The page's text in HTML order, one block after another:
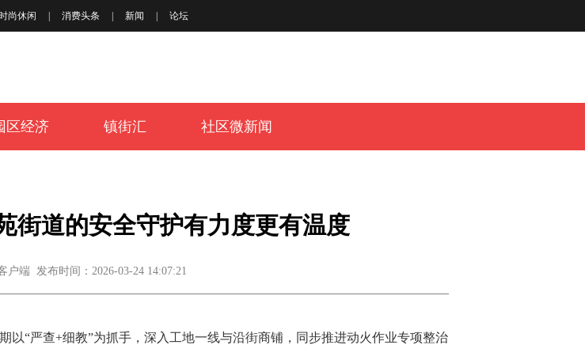
时尚休闲 消费头条 新闻 论坛
区经济 镇街汇 社区微新闻
街道的安全守护有力度更有温度
户端 发布时间：2026-03-24 14:07:21
以“严查+细教”为抓手，深入工地一线与沿街商铺，同步推进动火作业专项整治